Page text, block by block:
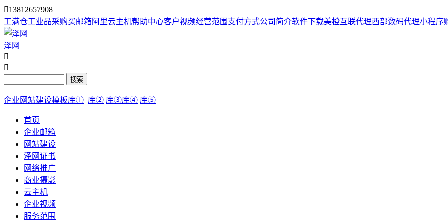
13812657908
工满仓工业品采购买邮箱阿里云主机帮助中心客户视频经营范围 支付方式公司简介软件下载美橙互联代理西部数码代理小程序
泽网


搜索
企业网站建设模板库① 库② 库③库④ 库⑤
首页
企业邮箱
网站建设
泽网证书
网络推广
商业摄影
云主机
企业视频
服务范围